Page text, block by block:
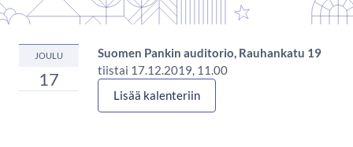
JOULU
17
Suomen Pankin auditorio, Rauhankatu 19
tiistai 17.12.2019, 11.00
Lisää kalenteriin